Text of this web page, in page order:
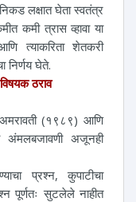
लक्षात घेता स्वतंत्र
कमी त्रास व्हावा या
त्याकरिता शेतकरी
निर्णय घेते.
ठराव
(१९८९) आणि
अंमलबजावणी अजूनही
प्रश्न, कुपाटीचा
पूर्णतः सुटलेले नाहीत